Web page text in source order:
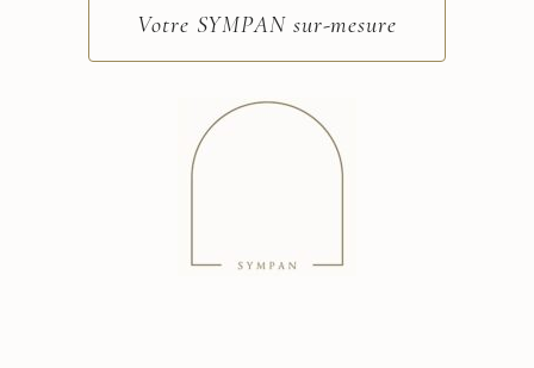
Votre SYMPAN sur-mesure